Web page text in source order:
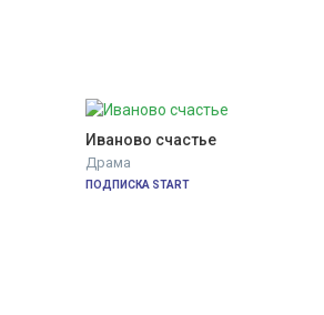
Иваново счастье
Драма
ПОДПИСКА START